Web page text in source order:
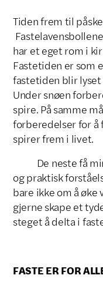
Tiden frem til
har et eget rom i
Fastetiden er som
fastetiden blir lyset
Under snøen
spire. På samme
forberedelser for å
spirer frem i livet.
De neste få
og praktisk
bare ikke om å øke
gjerne skape et
steget å delta i
FASTE ER FOR